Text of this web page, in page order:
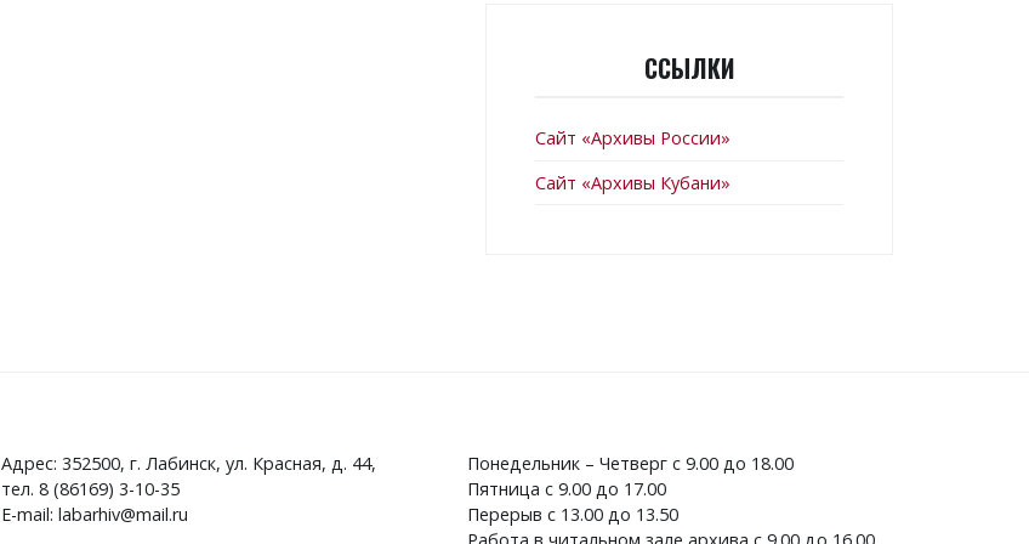
ССЫЛКИ
Сайт «Архивы России»
Сайт «Архивы Кубани»
Адрес: 352500, г. Лабинск, ул. Красная, д. 44,
тел. 8 (86169) 3-10-35
E-mail: labarhiv@mail.ru
Понедельник – Четверг с 9.00 до 18.00
Пятница с 9.00 до 17.00
Перерыв с 13.00 до 13.50